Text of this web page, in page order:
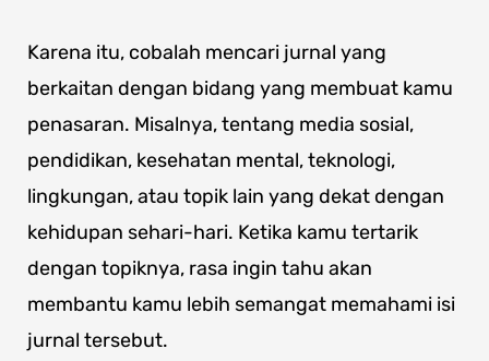
Karena itu, cobalah mencari jurnal yang
berkaitan dengan bidang yang membuat kamu
penasaran. Misalnya, tentang media sosial,
pendidikan, kesehatan mental, teknologi,
lingkungan, atau topik lain yang dekat dengan
kehidupan sehari-hari. Ketika kamu tertarik
dengan topiknya, rasa ingin tahu akan
membantu kamu lebih semangat memahami isi
jurnal tersebut.